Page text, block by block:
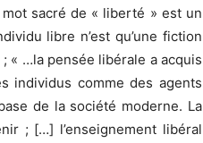
sacré de « liberté » est un
libre n’est qu’une fiction
« …la pensée libérale a acquis
individus comme des agents
de la société moderne. La
; […] l’enseignement libéral